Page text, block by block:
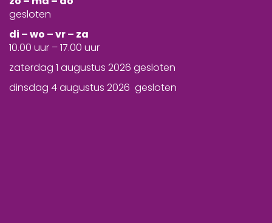
gesloten
di – wo – vr – za
10.00 uur – 17.00 uur
zaterdag 1 augustus 2026 gesloten
dinsdag 4 augustus 2026 gesloten